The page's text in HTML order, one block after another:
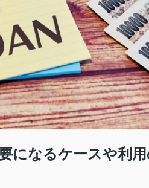
になるケースや利